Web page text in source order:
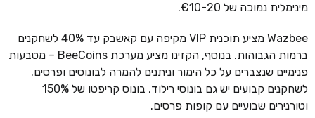
מינימלית נמוכה של €10-20.
Wazbee מציע תוכנית VIP מקיפה עם קאשבק עד 40% לשחקנים
ברמות הגבוהות. בנוסף, הקזינו מציע מערכת BeeCoins – מטבעות
פנימיים שנצברים על כל הימור וניתנים להמרה לבונוסים ופרסים.
לשחקנים קבועים יש גם בונוסי רילוד, בונוס קריפטו של 150%
וטורנירים שבועיים עם קופות פרסים.